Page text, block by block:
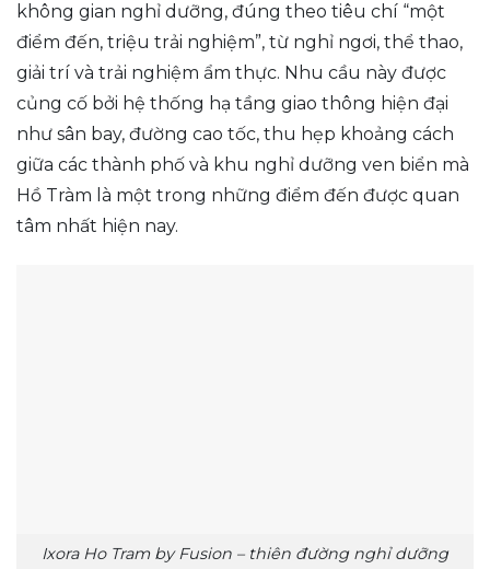
không gian nghỉ dưỡng, đúng theo tiêu chí “một
điểm đến, triệu trải nghiệm”, từ nghỉ ngơi, thể thao,
giải trí và trải nghiệm ẩm thực. Nhu cầu này được
củng cố bởi hệ thống hạ tầng giao thông hiện đại
như sân bay, đường cao tốc, thu hẹp khoảng cách
giữa các thành phố và khu nghỉ dưỡng ven biển mà
Hồ Tràm là một trong những điểm đến được quan
tâm nhất hiện nay.
Ixora Ho Tram by Fusion – thiên đường nghỉ dưỡng